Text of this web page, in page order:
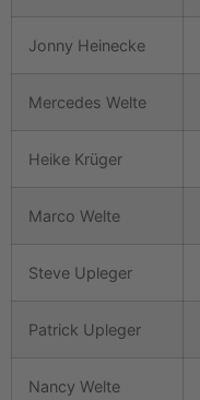
Jonny Heinecke
Mercedes Welte
Heike Krüger
Marco Welte
Steve Upleger
Patrick Upleger
Nancy Welte